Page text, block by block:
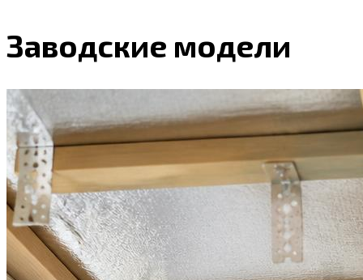
Заводские модели